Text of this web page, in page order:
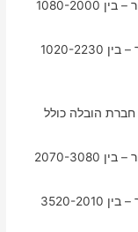
טווח המחירים להובלת דירת 3 חדרים בטל שחר – בין 1080-2000
טווח המחירים לאריזה דירת 3 חדרים בטל שחר – בין 1020-2230
שחר עם חברת הובלה כולל
טווח המחירים להובלת דירת 4 חדרים בטל שחר – בין 2070-3080
טווח המחירים לאריזה דירת 4 חדרים בטל שחר – בין 3520-2010